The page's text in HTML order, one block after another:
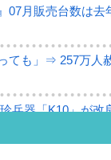
07月販売台数は
ても」⇒ 257万人
兵器「K10」が改